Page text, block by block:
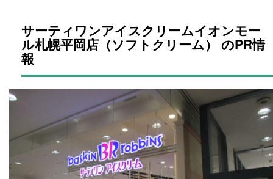
サーティワンアイスクリームイオンモー
ル札幌平岡店（ソフトクリーム） のPR情
報